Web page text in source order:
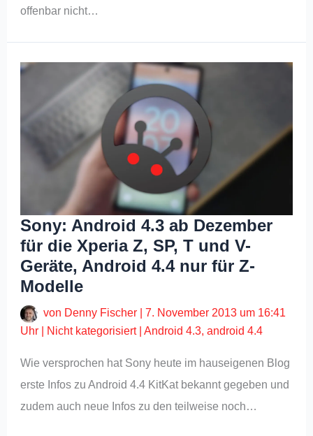
offenbar nicht…
Sony: Android 4.3 ab Dezember
für die Xperia Z, SP, T und V-
Geräte, Android 4.4 nur für Z-
Modelle
von Denny Fischer |7. November 2013 um 16:41
Uhr
Nicht kategorisiert|Android 4.3,android 4.4
Wie versprochen hat Sony heute im hauseigenen Blog
erste Infos zu Android 4.4 KitKat bekannt gegeben und
zudem auch neue Infos zu den teilweise noch…